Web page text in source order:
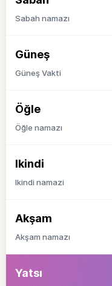
Sabah namazı
Güneş
Güneş Vakti
Öğle
Öğle namazı
Ikindi
Ikindi namazi
Akşam
Akşam namazı
Yatsı